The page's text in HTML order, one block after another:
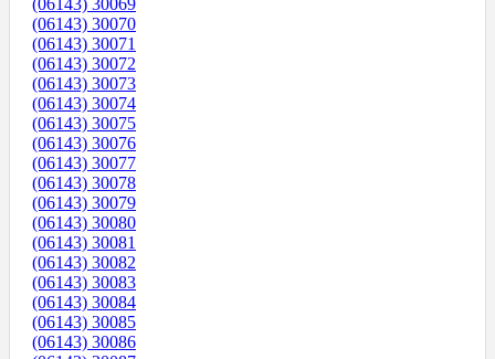
(06143) 30069
(06143) 30070
(06143) 30071
(06143) 30072
(06143) 30073
(06143) 30074
(06143) 30075
(06143) 30076
(06143) 30077
(06143) 30078
(06143) 30079
(06143) 30080
(06143) 30081
(06143) 30082
(06143) 30083
(06143) 30084
(06143) 30085
(06143) 30086